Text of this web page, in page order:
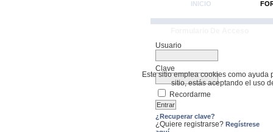
Este sitio emplea cookies como ayuda
sitio, estás aceptando el uso
INICIO
Usuario
Clave
Recordarme
¿Recuperar clave?
¿Quiere registrarse? Regístrese